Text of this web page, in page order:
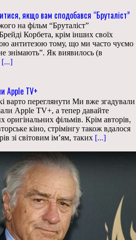
якщо вам сподобався “Бруталіст”
на фільм “Бруталіст”
Корбета, крім інших своїх
антитезою тому, що ми часто чуємо
знімають”. Як виявилось (в
[...]
Apple TV+
варто переглянути Ми вже згадували
Apple TV+, а тепер давайте
оригінальних фільмів. Крім авторів,
кіно, стрімінгу також вдалося
зі світовим ім’ям, таких [...]